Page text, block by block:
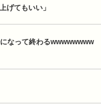
げてもいい」
なって終わるwwwwwwww